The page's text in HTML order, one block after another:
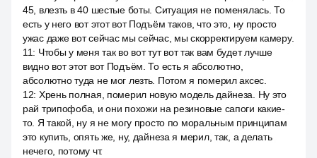
45, влезть в 40 шестые боты. Ситуация не поменялась. То
есть у него вот этот вот Подъём таков, что это, ну просто
ужас даже вот сейчас мы сейчас, мы скорректируем камеру.
11: Чтобы у меня так во вот тут вот так вам будет лучше
видно вот этот вот Подъём. То есть я абсолютно,
абсолютно туда не мог лезть. Потом я померил аксес.
12: Хрень полная, померил новую модель дайнеза. Ну это
рай трипофоба, и они похожи на резиновые сапоги какие-
то. Я такой, ну я не могу просто по моральным принципам
это купить, опять же, ну, дайнеза я мерил, так, а делать
нечего, потому чт.